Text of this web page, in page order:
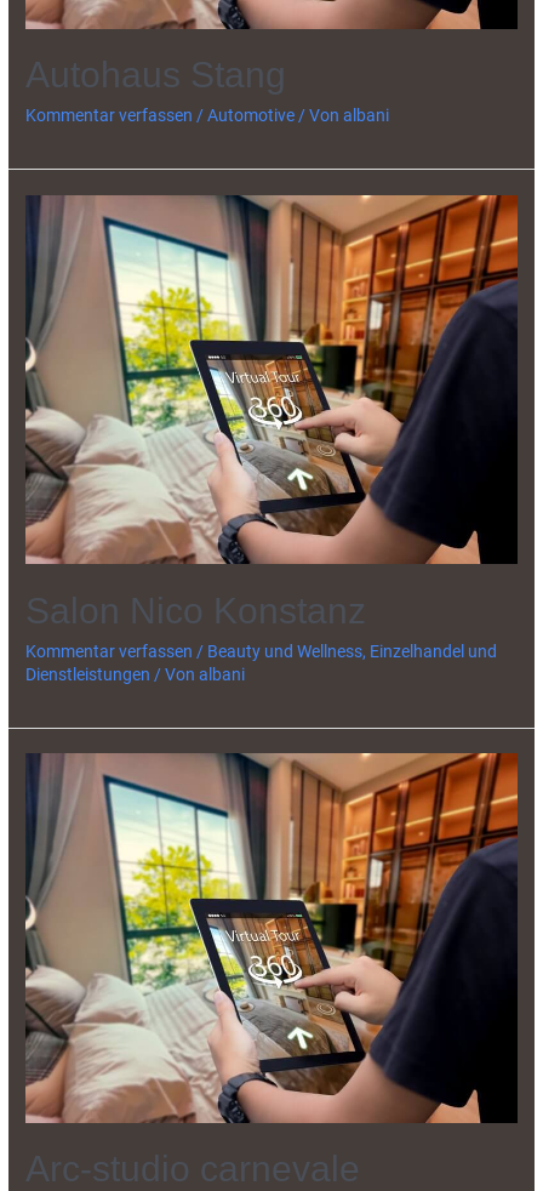
Autohaus Stang
Kommentar verfassen /Automotive / Vonalbani
Salon Nico Konstanz
Kommentar verfassen / Beauty und Wellness, Einzelhandel und
Dienstleistungen / Vonalbani
Arc-studio carnevale